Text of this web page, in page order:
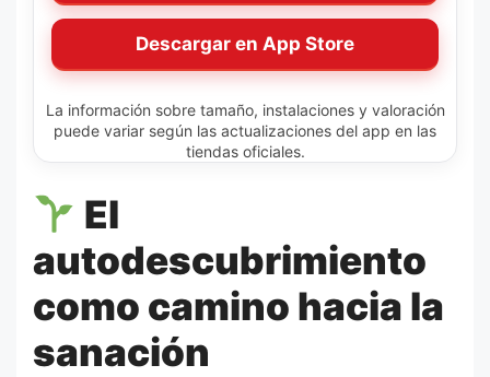
Descargar en App Store
La información sobre tamaño, instalaciones y valoración
puede variar según las actualizaciones del app en las
tiendas oficiales.
El
autodescubrimiento
como camino hacia la
sanación